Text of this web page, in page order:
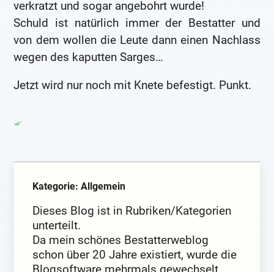
verkratzt und sogar angebohrt wurde!
Schuld ist natürlich immer der Bestatter und
von dem wollen die Leute dann einen Nachlass
wegen des kaputten Sarges…
Jetzt wird nur noch mit Knete befestigt. Punkt.
Kategorie: Allgemein
Dieses Blog ist in Rubriken/Kategorien
unterteilt.
Da mein schönes Bestatterweblog
schon über 20 Jahre existiert, wurde die
Blogsoftware mehrmals gewechselt.